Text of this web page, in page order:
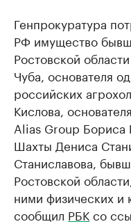
Генпрокуратура
РФ имущество
Ростовской
Чуба, основателя
российских
Кислова,
Alias Group
Шахты Дениса
Станиславова,
Ростовской
ними физических
сообщил РБКсо